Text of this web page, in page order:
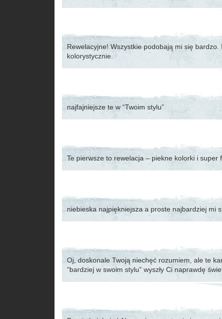
Rewelacyjne! Wszystkie podobają mi się bardzo.
kolorystycznie.
najfajniejsze te w “Twoim stylu”
Te pierwsze to rewelacja – piekne kolorki i super
niebieska najpiękniejsza a proste najbardziej mi
Oj, doskonale Twoją niechęć rozumiem, ale te
“bardziej w swoim stylu” wyszły Ci naprawdę